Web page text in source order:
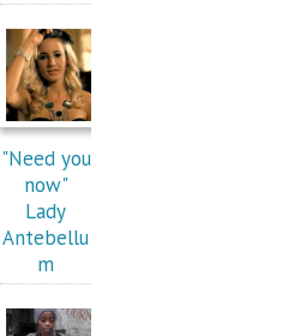
"Need you
now"
Lady
Antebellu
m